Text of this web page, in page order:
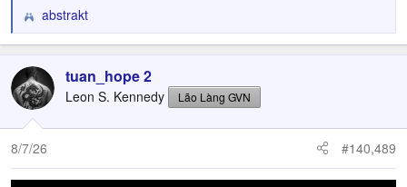
R
e
c
t
i
o
n
s
:
abstrakt
tuan_hope 2
Leon S. Kennedy Lão Làng GVN
8/7/26 #140,489